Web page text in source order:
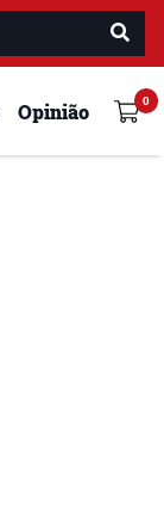
Opinião